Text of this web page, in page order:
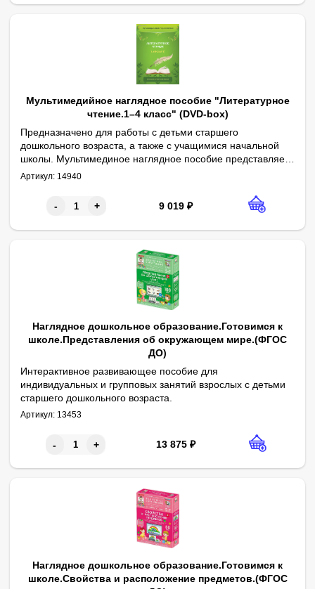
Мультимедийное наглядное пособие "Литературное
чтение.1–4 класс" (DVD-box)
Предназначено для работы с детьми старшего
дошкольного возраста, а также с учащимися начальной
школы. Мультимединое наглядное пособие представляет
собой сборник литературных произведений разных родов
диафильмов. Дети познакомятся с устным народным
творчеством, а также с произведениями таких авторов, как
К каждому литературному тексту в программе
Артикул: 14940
- + 9 019 ₽
Наглядное дошкольное образование.Готовимся к
школе.Представления об окружающем мире.(ФГОС
ДО)
Интерактивное развивающее пособие для
индивидуальных и групповых занятий взрослых с детьми
старшего дошкольного возраста.
1. Семья. 2. Профессии. 3. Время и дни недели. 4. Времена
Артикул: 13453
- + 13 875 ₽
Наглядное дошкольное образование.Готовимся к
школе.Свойства и расположение предметов.(ФГОС